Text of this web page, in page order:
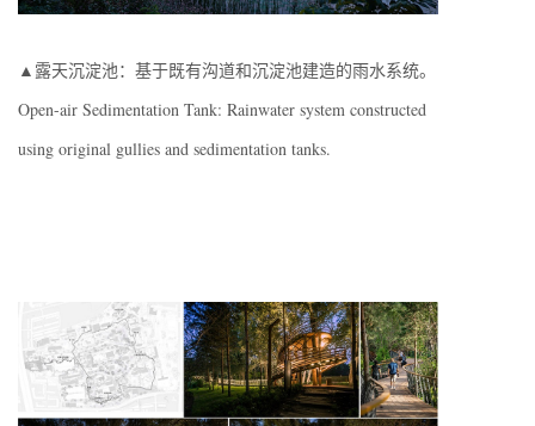
▲露天沉淀池：基于既有沟道和沉淀池建造的雨水系统。
Open-air Sedimentation Tank: Rainwater system constructed
using original gullies and sedimentation tanks.